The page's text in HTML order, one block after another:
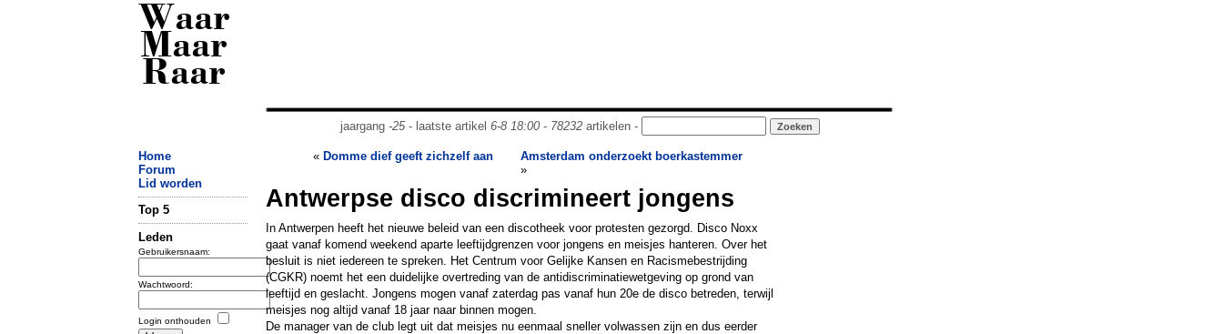
Waar
Maar
Raar
jaargang -25- laatste artikel 6-8 18:00- 78232artikelen -
Home
Forum
Lid worden
Top 5
Leden
Gebruikersnaam:
Wachtwoord:
Login onthouden
« Domme dief geeft zichzelf aan
Amsterdam onderzoekt boerkastemmer
»
Antwerpse disco discrimineert jongens
In Antwerpen heeft het nieuwe beleid van een discotheek voor protesten gezorgd. Disco Noxx
gaat vanaf komend weekend aparte leeftijdgrenzen voor jongens en meisjes hanteren. Over het
besluit is niet iedereen te spreken. Het Centrum voor Gelijke Kansen en Racismebestrijding
(CGKR) noemt het een duidelijke overtreding van de antidiscriminatiewetgeving op grond van
leeftijd en geslacht. Jongens mogen vanaf zaterdag pas vanaf hun 20e de disco betreden, terwijl
meisjes nog altijd vanaf 18 jaar naar binnen mogen.
De manager van de club legt uit dat meisjes nu eenmaal sneller volwassen zijn en dus eerder